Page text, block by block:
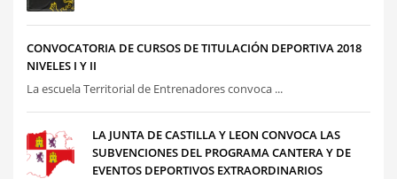
CONVOCATORIA DE CURSOS DE TITULACIÓN DEPORTIVA 2018
NIVELES I Y II
La escuela Territorial de Entrenadores convoca ...
LA JUNTA DE CASTILLA Y LEON CONVOCA LAS
SUBVENCIONES DEL PROGRAMA CANTERA Y DE
EVENTOS DEPORTIVOS EXTRAORDINARIOS